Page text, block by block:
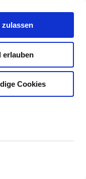
erlauben
Cookies